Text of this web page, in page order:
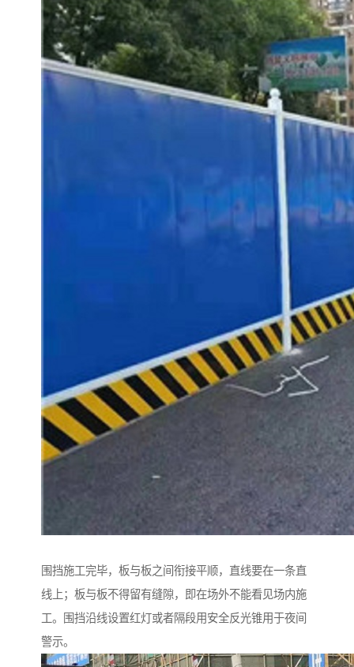
围挡施工完毕，板与板之间衔接平顺，直线要在一条直
线上；板与板不得留有缝隙，即在场外不能看见场内施
工。围挡沿线设置红灯或者隔段用安全反光锥用于夜间
警示。